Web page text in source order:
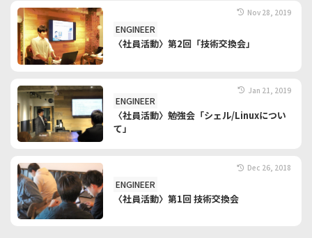
Nov 28, 2019
ENGINEER
〈社員活動〉第2回「技術交換会」
Jan 21, 2019
ENGINEER
〈社員活動〉勉強会「シェル/Linuxについ
て」
Dec 26, 2018
ENGINEER
〈社員活動〉第1回 技術交換会